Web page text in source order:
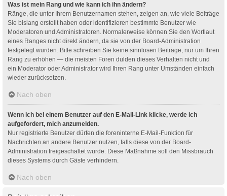
Was ist mein Rang und wie kann ich ihn ändern?
Ränge, die unter Ihrem Benutzernamen stehen, zeigen an, wie viele Beiträge
Sie bislang erstellt haben oder identifizieren bestimmte Benutzer wie
Moderatoren und Administratoren. Normalerweise können Sie den Wortlaut
eines Ranges nicht direkt ändern, da sie von der Board-Administration
festgelegt wurden. Bitte schreiben Sie keine sinnlosen Beiträge, nur um Ihren
Rang zu erhöhen — die meisten Foren dulden dieses Verhalten nicht und
ein Moderator oder Administrator wird Ihren Rang unter Umständen einfach
wieder zurücksetzen.
Nach oben
Wenn ich bei einem Benutzer auf den E-Mail-Link klicke, werde ich
aufgefordert, mich anzumelden.
Nur registrierte Benutzer dürfen die foreninterne E-Mail-Funktion für
Nachrichten an andere Benutzer nutzen, falls diese von der Board-
Administration freigeschaltet wurde. Diese Maßnahme soll den Missbrauch
dieses Systems durch Gäste verhindern.
Nach oben